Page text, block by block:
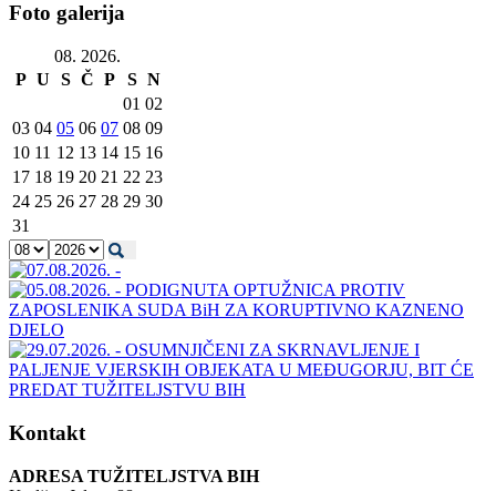
Foto galerija
08. 2026.
P U S Č P S N
01 02
03 04 05 06 07 08 09
10 11 12 13 14 15 16
17 18 19 20 21 22 23
24 25 26 27 28 29 30
31
Kontakt
ADRESA TUŽITELJSTVA BIH